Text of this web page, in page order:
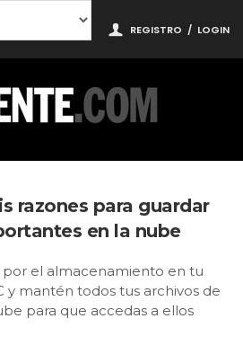
REGISTRO / LOGIN
razones para guardar
en la nube
el almacenamiento en tu
y mantén todos tus archivos de
para que accedas a ellos